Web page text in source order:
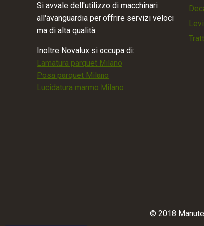
Si avvale dell'utilizzo di macchinari
all'avanguardia per offrire servizi veloci
ma di alta qualità.
Inoltre Novalux si occupa di:
Lamatura parquet Milano
Posa parquet Milano
Lucidatura marmo Milano
© 2018